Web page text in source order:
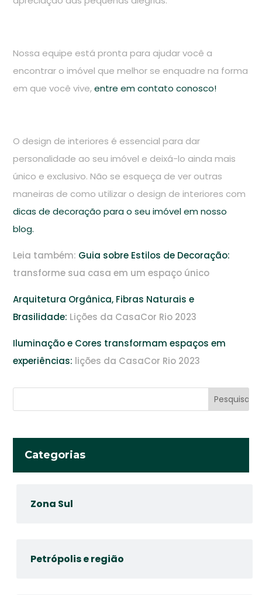
Nossa equipe está pronta para ajudar você a
encontrar o imóvel que melhor se enquadre na forma
em que você vive,entre em contato conosco!
O design de interiores é essencial para dar
personalidade ao seu imóvel e deixá-lo ainda mais
único e exclusivo. Não se esqueça de ver outras
maneiras de como utilizar o design de interiores com
dicas de decoração para o seu imóvel em nosso
blog.
Leia também: Guia sobre Estilos de Decoração:
transforme sua casa em um espaço único
Arquitetura Orgânica, Fibras Naturais e
Brasilidade: Lições da CasaCor Rio 2023
Iluminação e Cores transformam espaços em
experiências: lições da CasaCor Rio 2023
Categorias
Zona Sul
Petrópolis e região